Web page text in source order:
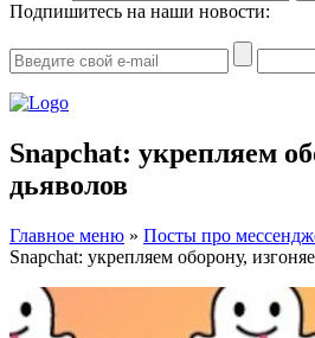
Подпишитесь на наши новости:
Snapchat: укрепляем
дьяволов
Главное меню » Посты про
Snapchat: укрепляем оборону,